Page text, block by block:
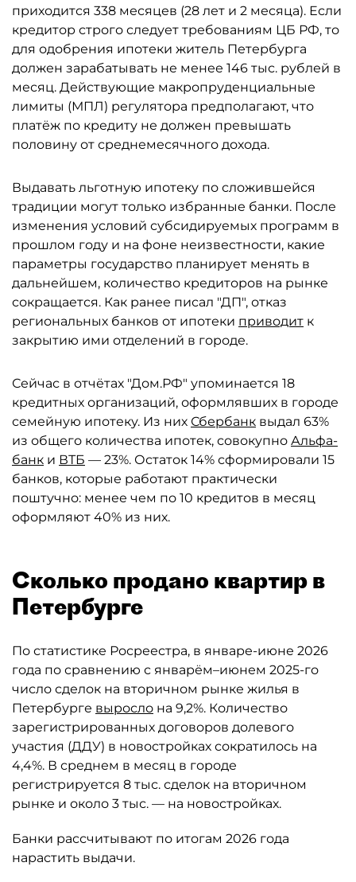
приходится 338 месяцев (28 лет и 2 месяца). Если
кредитор строго следует требованиям ЦБ РФ, то
для одобрения ипотеки житель Петербурга
должен зарабатывать не менее 146 тыс. рублей в
месяц. Действующие макропруденциальные
лимиты (МПЛ) регулятора предполагают, что
платёж по кредиту не должен превышать
половину от среднемесячного дохода.
Выдавать льготную ипотеку по сложившейся
традиции могут только избранные банки. После
изменения условий субсидируемых программ в
прошлом году и на фоне неизвестности, какие
параметры государство планирует менять в
дальнейшем, количество кредиторов на рынке
сокращается. Как ранее писал "ДП", отказ
региональных банков от ипотеки приводит к
закрытию ими отделений в городе.
Сейчас в отчётах "Дом.РФ" упоминается 18
кредитных организаций, оформлявших в городе
семейную ипотеку. Из них Сбербанк выдал 63%
из общего количества ипотек, совокупно Альфа-
банк и ВТБ — 23%. Остаток 14% сформировали 15
банков, которые работают практически
поштучно: менее чем по 10 кредитов в месяц
оформляют 40% из них.
Сколько продано квартир в
Петербурге
По статистике Росреестра, в январе-июне 2026
года по сравнению с январём–июнем 2025-го
число сделок на вторичном рынке жилья в
Петербурге выросло на 9,2%. Количество
зарегистрированных договоров долевого
участия (ДДУ) в новостройках сократилось на
4,4%. В среднем в месяц в городе
регистрируется 8 тыс. сделок на вторичном
рынке и около 3 тыс. — на новостройках.
Банки рассчитывают по итогам 2026 года
нарастить выдачи.